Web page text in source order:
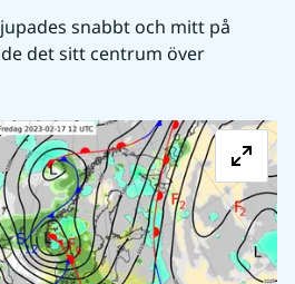
snabbt och mitt på
det sitt centrum över